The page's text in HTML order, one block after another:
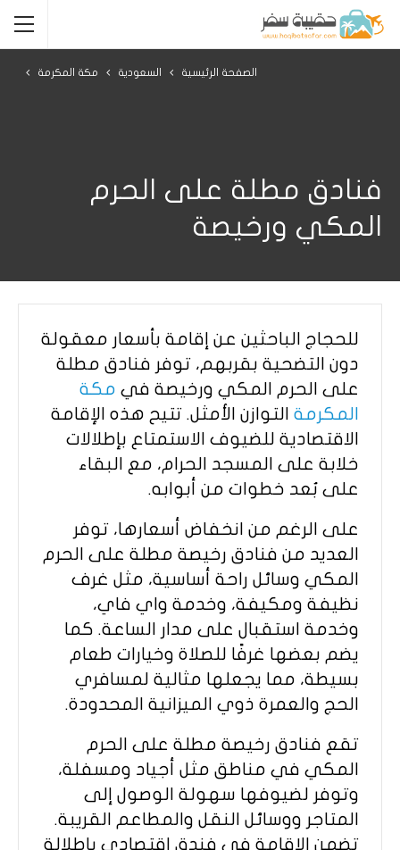
الصفحة الرئيسية السعودية مكة المكرمة
فنادق مطلة على الحرم
المكي ورخيصة
للحجاج الباحثين عن إقامة بأسعار معقولة
دون التضحية بقربهم، توفر فنادق مطلة
على الحرم المكي ورخيصة في مكة
المكرمة التوازن الأمثل. تتيح هذه الإقامة
الاقتصادية للضيوف الاستمتاع بإطلالات
خلابة على المسجد الحرام، مع البقاء
على بُعد خطوات من أبوابه.
على الرغم من انخفاض أسعارها، توفر
العديد من فنادق رخيصة مطلة على الحرم
المكي وسائل راحة أساسية، مثل غرف
نظيفة ومكيفة، وخدمة واي فاي،
وخدمة استقبال على مدار الساعة. كما
يضم بعضها غرفًا للصلاة وخيارات طعام
بسيطة، مما يجعلها مثالية لمسافري
الحج والعمرة ذوي الميزانية المحدودة.
تقع فنادق رخيصة مطلة على الحرم
المكي في مناطق مثل أجياد ومسفلة،
وتوفر لضيوفها سهولة الوصول إلى
المتاجر ووسائل النقل والمطاعم القريبة.
تضمن الإقامة في فندق اقتصادي بإطلالة